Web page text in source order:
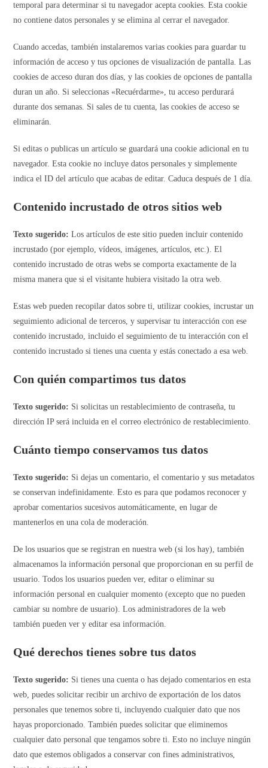
temporal para determinar si tu navegador acepta cookies. Esta cookie
no contiene datos personales y se elimina al cerrar el navegador.
Cuando accedas, también instalaremos varias cookies para guardar tu
información de acceso y tus opciones de visualización de pantalla. Las
cookies de acceso duran dos días, y las cookies de opciones de pantalla
duran un año. Si seleccionas «Recuérdarme», tu acceso perdurará
durante dos semanas. Si sales de tu cuenta, las cookies de acceso se
eliminarán.
Si editas o publicas un artículo se guardará una cookie adicional en tu
navegador. Esta cookie no incluye datos personales y simplemente
indica el ID del artículo que acabas de editar. Caduca después de 1 día.
Contenido incrustado de otros sitios web
Texto sugerido:Los artículos de este sitio pueden incluir contenido
incrustado (por ejemplo, vídeos, imágenes, artículos, etc.). El
contenido incrustado de otras webs se comporta exactamente de la
misma manera que si el visitante hubiera visitado la otra web.
Estas web pueden recopilar datos sobre ti, utilizar cookies, incrustar un
seguimiento adicional de terceros, y supervisar tu interacción con ese
contenido incrustado, incluido el seguimiento de tu interacción con el
contenido incrustado si tienes una cuenta y estás conectado a esa web.
Con quién compartimos tus datos
Texto sugerido: Si solicitas un restablecimiento de contraseña, tu
dirección IP será incluida en el correo electrónico de restablecimiento.
Cuánto tiempo conservamos tus datos
Texto sugerido: Si dejas un comentario, el comentario y sus metadatos
se conservan indefinidamente. Esto es para que podamos reconocer y
aprobar comentarios sucesivos automáticamente, en lugar de
mantenerlos en una cola de moderación.
De los usuarios que se registran en nuestra web (si los hay), también
almacenamos la información personal que proporcionan en su perfil de
usuario. Todos los usuarios pueden ver, editar o eliminar su
información personal en cualquier momento (excepto que no pueden
cambiar su nombre de usuario). Los administradores de la web
también pueden ver y editar esa información.
Qué derechos tienes sobre tus datos
Texto sugerido: Si tienes una cuenta o has dejado comentarios en esta
web, puedes solicitar recibir un archivo de exportación de los datos
personales que tenemos sobre ti, incluyendo cualquier dato que nos
hayas proporcionado. También puedes solicitar que eliminemos
cualquier dato personal que tengamos sobre ti. Esto no incluye ningún
dato que estemos obligados a conservar con fines administrativos,